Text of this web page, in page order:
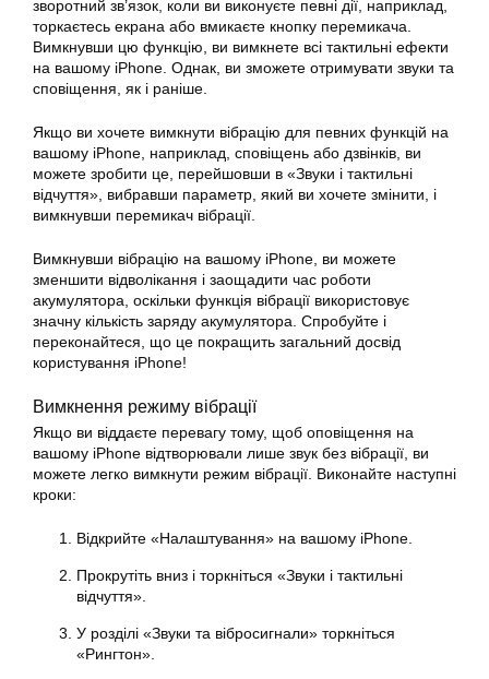
зворотний зв’язок, коли ви виконуєте певні дії, наприклад,
торкаєтесь екрана або вмикаєте кнопку перемикача.
Вимкнувши цю функцію, ви вимкнете всі тактильні ефекти
на вашому iPhone. Однак, ви зможете отримувати звуки та
сповіщення, як і раніше.
Якщо ви хочете вимкнути вібрацію для певних функцій на
вашому iPhone, наприклад, сповіщень або дзвінків, ви
можете зробити це, перейшовши в «Звуки і тактильні
відчуття», вибравши параметр, який ви хочете змінити, і
вимкнувши перемикач вібрації.
Вимкнувши вібрацію на вашому iPhone , ви можете
зменшити відволікання і заощадити час роботи
акумулятора, оскільки функція вібрації використовує
значну кількість заряду акумулятора. Спробуйте і
переконайтеся, що це покращить загальний досвід
користування iPhone!
Вимкнення режиму вібрації
Якщо ви віддаєте перевагу тому, щоб оповіщення на
вашому iPhone відтворювали лише звук без вібрації, ви
можете легко вимкнути режим вібрації. Виконайте наступні
кроки:
Відкрийте «Налаштування» на вашому iPhone.
Прокрутіть вниз і торкніться «Звуки і тактильні
відчуття».
У розділі «Звуки та вібросигнали» торкніться
«Рингтон».